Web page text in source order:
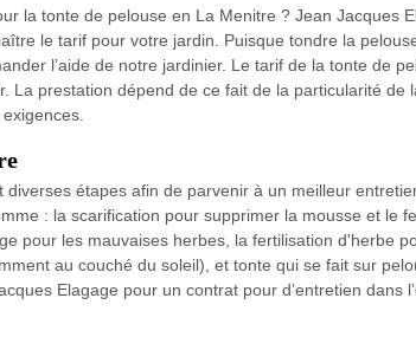
la tonte de pelouse en La Menitre ? Jean Jacques
le tarif pour votre jardin. Puisque tondre la
l’aide de notre jardinier. Le tarif de la tonte de
La prestation dépend de ce fait de la particularité de
étapes afin de parvenir à un meilleur
: la scarification pour supprimer la mousse et le
pour les mauvaises herbes, la fertilisation d'herbe
au couché du soleil), et tonte qui se fait sur
Elagage pour un contrat pour d’entretien dans